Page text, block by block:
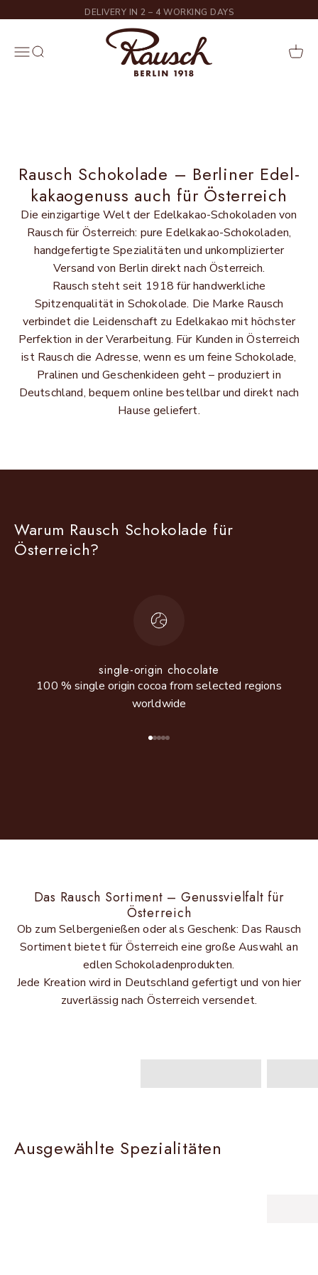
DELIVERY IN 2 – 4 WORKING DAYS
MenuSearch
Rausch
Cart
Rausch Schokolade für
Rausch Schokolade – Berliner Edel­
kakao­genuss auch für Österreich
Die einzigartige Welt der Edelkakao-Schokoladen von
Rausch für Österreich: pure Edelkakao-Schokoladen,
handgefertigte Spezialitäten und unkomplizierter
Versand von Berlin direkt nach Österreich.
Rausch steht seit 1918 für handwerkliche
Spitzenqualität in Schokolade. Die Marke Rausch
verbindet die Leidenschaft zu Edelkakao mit höchster
Perfektion in der Verarbeitung. Für Kunden in Österreich
ist Rausch die Adresse, wenn es um feine Schokolade,
Pralinen und Geschenkideen geht – produziert in
Deutschland, bequem online bestellbar und direkt nach
Hause geliefert.
Warum Rausch Schokolade für
Österreich?
single-origin chocolate
100 % single origin cocoa from selected regions
worldwide
Go to item 1
Go to item 2
Go to item 3
Go to item 4
Go to item 5
Das Rausch Sortiment – Genussvielfalt für
Österreich
Ob zum Selbergenießen oder als Geschenk: Das Rausch
Sortiment bietet für Österreich eine große Auswahl an
edlen Schokoladenprodukten.
Jede Kreation wird in Deutschland gefertigt und von hier
zuverlässig nach Österreich versendet.
Ausgewählte Spezialitäten